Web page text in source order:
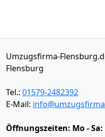
Umzugsfirma-
Flensburg
Tel.: 01579-2482392
E-Mail:
Öffnungszeiten: Mo -